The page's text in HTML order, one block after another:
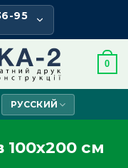
95
0
РУССКИЙ
см